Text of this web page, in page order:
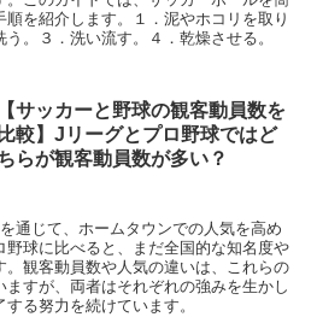
を紹介します。１．泥やホコリを取り
。３．洗い流す。４．乾燥させる。
【サッカーと野球の観客動員数を
比較】Jリーグとプロ野球ではど
らが観客動員数が多い？
通じて、ホームタウンでの人気を高め
球に比べると、まだ全国的な知名度や
。観客動員数や人気の違いは、これらの
すが、両者はそれぞれの強みを生かし
る努力を続けています。